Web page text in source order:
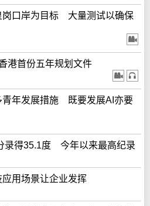
岗口岸为目标 大量测试以确保
港首份五年规划文件
青年发展措施 既要发展AI亦要
录得35.1度 今年以来最高纪录
用场景让企业发挥